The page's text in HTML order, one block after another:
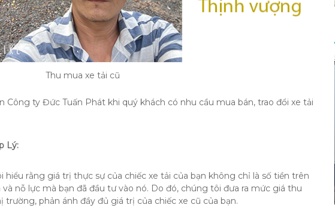
Thu mua xe tải cũ
Công ty Đức Tuấn Phát khi quý khách có nhu cầu mua bán, trao đổi xe tải
Lý:
rằng giá trị thực sự của chiếc xe tải của bạn không chỉ là số tiền trên
nỗ lực mà bạn đã đầu tư vào nó. Do đó, chúng tôi đưa ra mức giá thu
phản ánh đầy đủ giá trị của chiếc xe cũ của bạn.